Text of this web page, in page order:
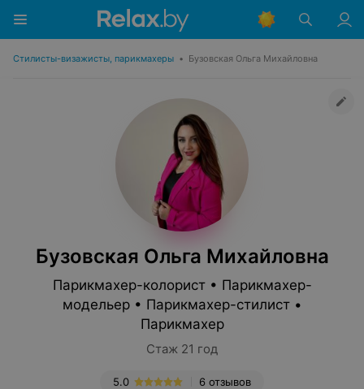
Стилисты-визажисты, парикмахеры • Бузовская Ольга Михайловна
Бузовская Ольга Михайловна
Парикмахер-колорист • Парикмахер-
модельер • Парикмахер-стилист •
Парикмахер
Стаж 21 год
6 отзывов
5.0